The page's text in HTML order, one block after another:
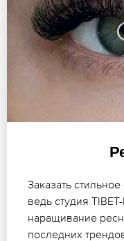
Заказать
ведь студия
наращивание
последних